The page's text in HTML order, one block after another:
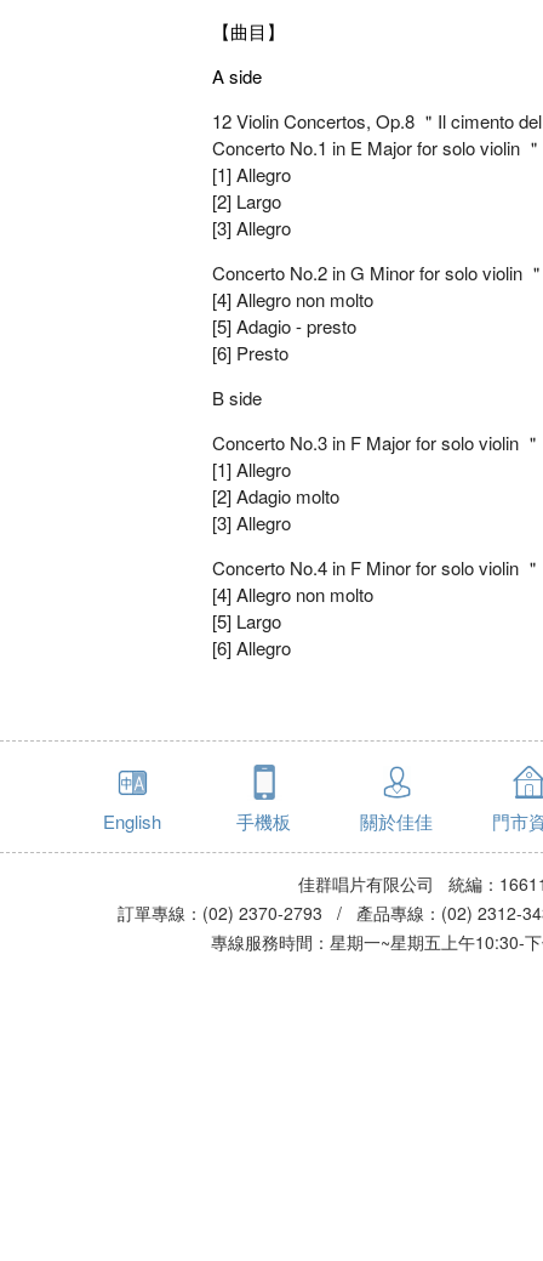
【曲目】
A side
12 Violin Concertos, Op.8 ＂Il cimento
Concerto No.1 in E Major for solo violin
[1] Allegro
[2] Largo
[3] Allegro
Concerto No.2 in G Minor for solo violin
[4] Allegro non molto
[5] Adagio - presto
[6] Presto
B side
Concerto No.3 in F Major for solo violin ＂
[1] Allegro
[2] Adagio molto
[3] Allegro
Concerto No.4 in F Minor for solo violin ＂
[4] Allegro non molto
[5] Largo
[6] Allegro
English 手機板 關於佳佳 門市
佳群唱片有限公司 統編：
訂單專線：(02) 2370-2793 / 產品專線：(02)
專線服務時間：星期一~星期五上午10:30-